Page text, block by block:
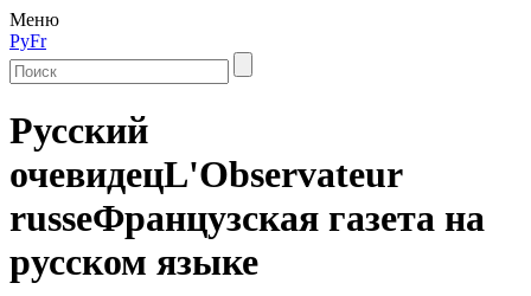
Меню
РуFr
Русский
очевидецL'Observateur
russeФранцузская газета на
русском языке